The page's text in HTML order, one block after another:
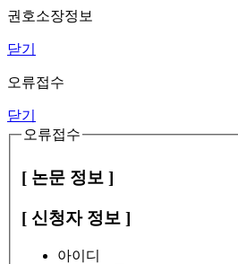
권호소장정보
닫기
오류접수
닫기
오류접수
[ 논문 정보 ]
[ 신청자 정보 ]
아이디